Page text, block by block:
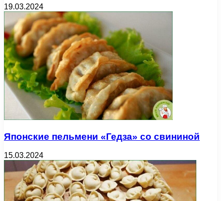
19.03.2024
Японские пельмени «Гедза» со свининой
15.03.2024